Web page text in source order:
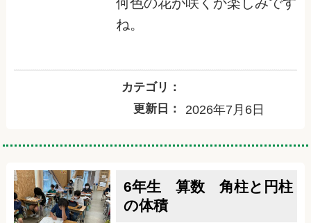
ね。
カテゴリ：
更新日：
2026年7月6日
6年生 算数 角柱と円柱
の体積